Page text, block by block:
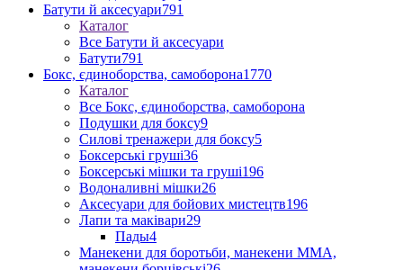
Батути й аксесуари791
Каталог
Все Батути й аксесуари
Батути791
Бокс, єдиноборства, самоборона1770
Каталог
Все Бокс, єдиноборства, самоборона
Подушки для боксу9
Силові тренажери для боксу5
Боксерські груші36
Боксерські мішки та груші196
Водоналивні мішки26
Аксесуари для бойових мистецтв196
Лапи та маківари29
Пады4
Манекени для боротьби, манекени ММА,